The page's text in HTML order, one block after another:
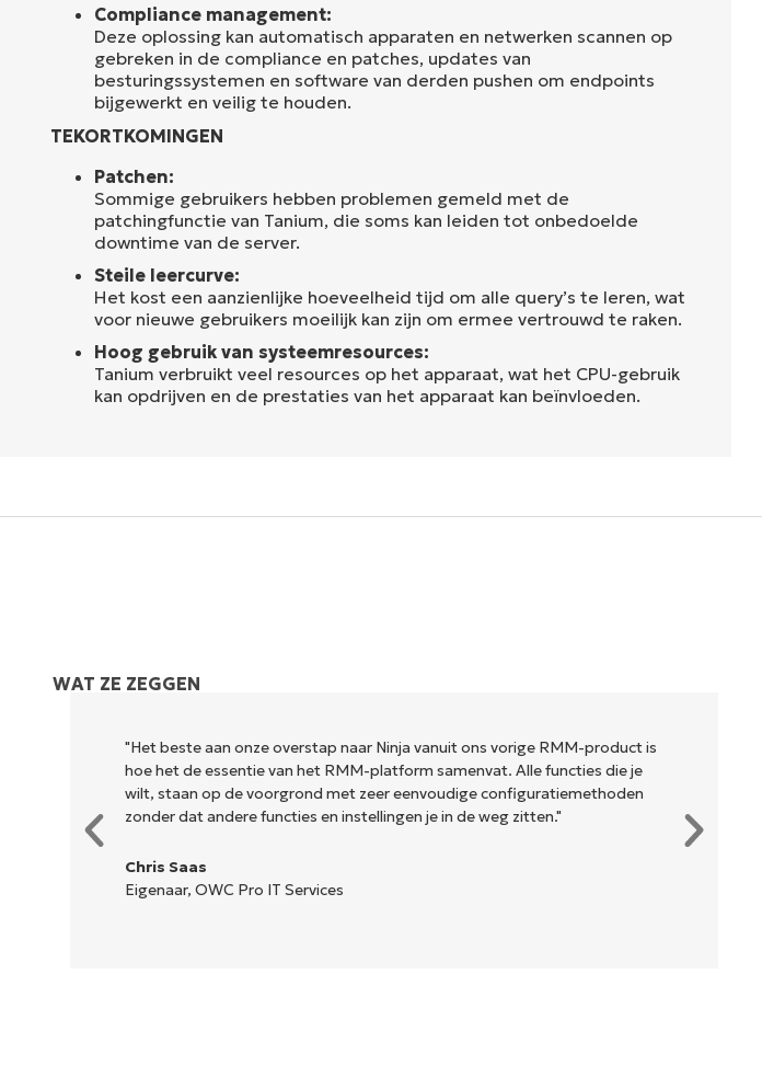
Compliance management:
Deze oplossing kan automatisch apparaten en netwerken scannen op
gebreken in de compliance en patches, updates van
besturingssystemen en software van derden pushen om endpoints
bijgewerkt en veilig te houden.
TEKORTKOMINGEN
Patchen:
Sommige gebruikers hebben problemen gemeld met de
patchingfunctie van Tanium, die soms kan leiden tot onbedoelde
downtime van de server.
Steile leercurve:
Het kost een aanzienlijke hoeveelheid tijd om alle query’s te leren, wat
voor nieuwe gebruikers moeilijk kan zijn om ermee vertrouwd te raken.
Hoog gebruik van systeemresources:
Tanium verbruikt veel resources op het apparaat, wat het CPU-gebruik
kan opdrijven en de prestaties van het apparaat kan beïnvloeden.
WAT ZE ZEGGEN
"Het beste aan onze overstap naar Ninja vanuit ons vorige RMM-product is
hoe het de essentie van het RMM-platform samenvat. Alle functies die je
wilt, staan op de voorgrond met zeer eenvoudige configuratiemethoden
zonder dat andere functies en instellingen je in de weg zitten."
Chris Saas
Eigenaar, OWC Pro IT Services